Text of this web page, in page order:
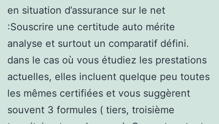
en situation d’assurance sur le net
:Souscrire une certitude auto mérite
analyse et surtout un comparatif défini.
dans le cas où vous étudiez les prestations
actuelles, elles incluent quelque peu toutes
les mêmes certifiées et vous suggèrent
souvent 3 formules ( tiers, troisième